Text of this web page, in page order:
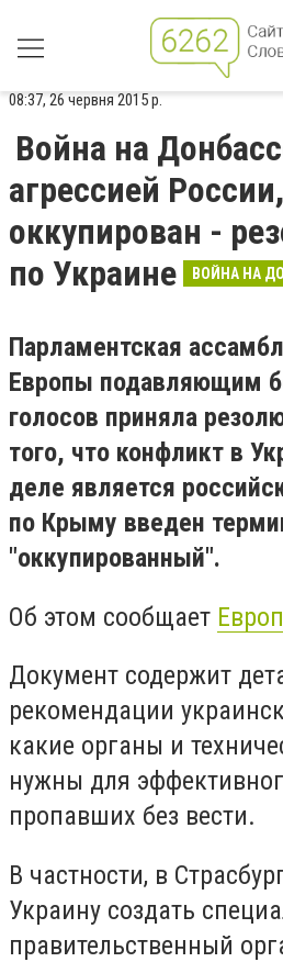
08:37, 26 червня 2015 р.
Война на
агрессией
оккупирован -
по Украине
ВОЙНА НА
Парламентская
Европы подавляющим
голосов приняла
того, что конфликт в
деле является
по Крыму введен
"оккупированный".
Об этом сообщает
Документ содержит
рекомендации
какие органы и
нужны для
пропавших без вести.
В частности, в
Украину создать
правительственный